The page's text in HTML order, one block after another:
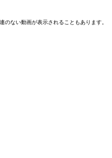
のない動画が表示されることもあります。